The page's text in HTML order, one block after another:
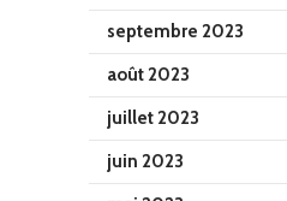
septembre 2023
août 2023
juillet 2023
juin 2023